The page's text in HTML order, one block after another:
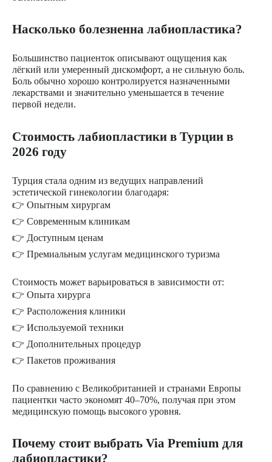
Насколько болезненна лабиопластика?
Большинство пациенток описывают ощущения как
лёгкий или умеренный дискомфорт, а не сильную боль.
Боль обычно хорошо контролируется назначенными
лекарствами и значительно уменьшается в течение
первой недели.
Стоимость лабиопластики в Турции в
2026 году
Турция стала одним из ведущих направлений
эстетической гинекологии благодаря:
👉 Опытным хирургам
👉 Современным клиникам
👉 Доступным ценам
👉 Премиальным услугам медицинского туризма
Стоимость может варьироваться в зависимости от:
👉 Опыта хирурга
👉 Расположения клиники
👉 Используемой техники
👉 Дополнительных процедур
👉 Пакетов проживания
По сравнению с Великобританией и странами Европы
пациентки часто экономят 40–70%, получая при этом
медицинскую помощь высокого уровня.
Почему стоит выбрать Via Premium для
лабиопластики?